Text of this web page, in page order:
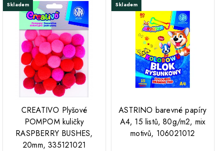
Skladem
CREATIVO Plyšové
POMPOM kuličky
RASPBERRY BUSHES,
20mm, 335121021
Skladem
ASTRINO barevné papíry
A4, 15 listů, 80g/m2, mix
motivů, 106021012